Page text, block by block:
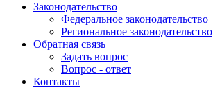
Законодательство
Федеральное законодательство
Региональное законодательство
Обратная связь
Задать вопрос
Вопрос - ответ
Контакты